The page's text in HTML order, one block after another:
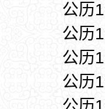
公历
公历
公历
公历